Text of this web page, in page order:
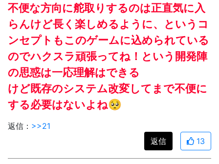
不便な方向に舵取りするのは正直気に入
らんけど長く楽しめるように、というコ
ンセプトもこのゲームに込められている
のでハクスラ頑張ってね！という開発陣
の思惑は一応理解はできる
けど既存のシステム改変してまで不便に
する必要はないよね🥺
返信： >>21
返信
13